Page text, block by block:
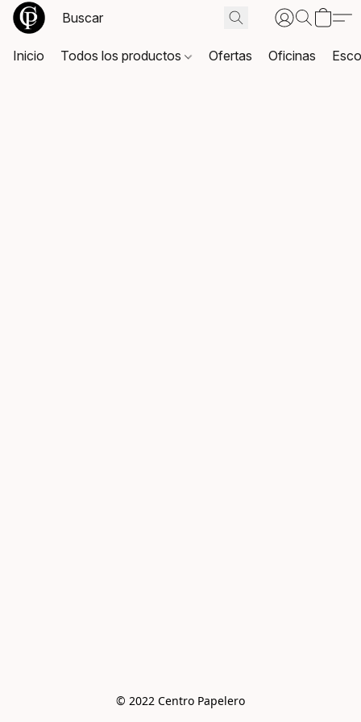
Inicio Todos los productos Ofertas Oficinas
© 2022 Centro Papelero